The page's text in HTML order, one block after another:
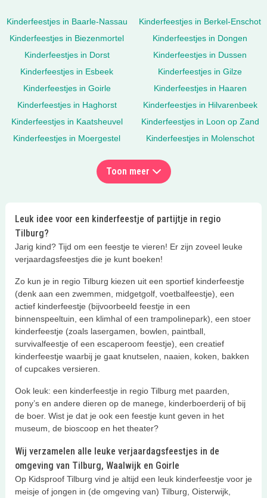
Kinderfeestjes in Baarle-Nassau
Kinderfeestjes in Berkel-Enschot
Kinderfeestjes in Biezenmortel
Kinderfeestjes in Dongen
Kinderfeestjes in Dorst
Kinderfeestjes in Dussen
Kinderfeestjes in Esbeek
Kinderfeestjes in Gilze
Kinderfeestjes in Goirle
Kinderfeestjes in Haaren
Kinderfeestjes in Haghorst
Kinderfeestjes in Hilvarenbeek
Kinderfeestjes in Kaatsheuvel
Kinderfeestjes in Loon op Zand
Kinderfeestjes in Moergestel
Kinderfeestjes in Molenschot
Toon meer
Leuk idee voor een kinderfeestje of partijtje in regio
Tilburg?
Jarig kind? Tijd om een feestje te vieren! Er zijn zoveel leuke
verjaardagsfeestjes die je kunt boeken!
Zo kun je in regio Tilburg kiezen uit een sportief kinderfeestje
(denk aan een zwemmen, midgetgolf, voetbalfeestje), een
actief kinderfeestje (bijvoorbeeld feestje in een
binnenspeeltuin, een klimhal of een trampolinepark), een stoer
kinderfeestje (zoals lasergamen, bowlen, paintball,
survivalfeestje of een escaperoom feestje), een creatief
kinderfeestje waarbij je gaat knutselen, naaien, koken, bakken
of cupcakes versieren.
Ook leuk: een kinderfeestje in regio Tilburg met paarden,
pony’s en andere dieren op de manege, kinderboerderij of bij
de boer. Wist je dat je ook een feestje kunt geven in het
museum, de bioscoop en het theater?
Wij verzamelen alle leuke verjaardagsfeestjes in de
omgeving van Tilburg, Waalwijk en Goirle
Op Kidsproof Tilburg vind je altijd een leuk kinderfeestje voor je
meisje of jongen in (de omgeving van) Tilburg, Oisterwijk,